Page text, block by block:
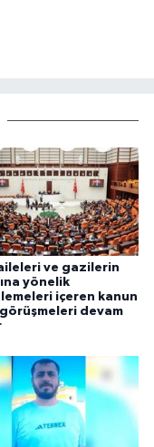
ve gazilerin
yönelik
içeren kanun
devam